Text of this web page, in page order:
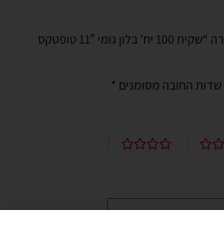
היה הראשון לכתוב סקירה “שקית 100 יח’ בלון גומי 11″ טופטקס
שדות החובה מסומנים *